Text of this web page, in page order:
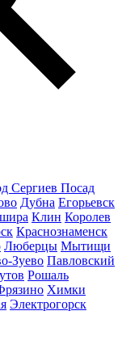
Сергиев Посад
Дубна Егорьевск
Клин Королев
Краснознаменск
Люберцы Мытищи
Зуево Павловский
Рошаль
Химки
Электрогорск